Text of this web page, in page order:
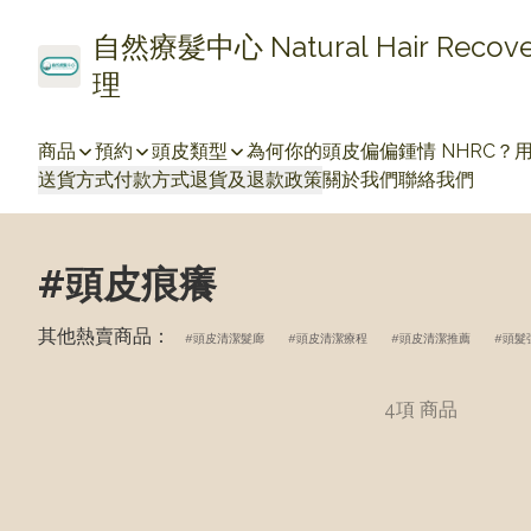
自然療髮中心 Natural Hair
理
商品 預約 頭皮類型 為何你的頭皮偏偏鍾情 NHRC？
送貨方式付款方式退貨及退款政策關於我們聯絡我們
#頭皮痕癢
其他熱賣商品： 頭皮清潔髮廊 頭皮清潔療程 頭皮清潔推薦 頭髮
4項 商品